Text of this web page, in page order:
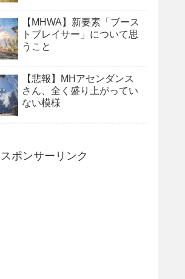
【MHWA】新要素「ブース
トブレイサー」について思
うこと
【悲報】MHアセンダンス
さん、全く盛り上がってい
ない模様
スポンサーリンク